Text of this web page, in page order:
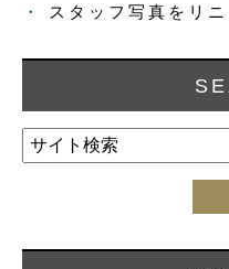
スタッフ写真をリ